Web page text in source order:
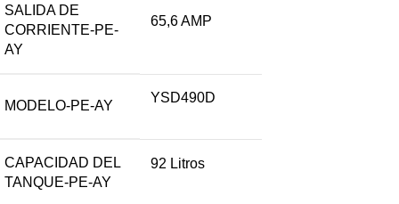
SALIDA DE
CORRIENTE-PE-
AY
65,6 AMP
MODELO-PE-AY
YSD490D
CAPACIDAD DEL
TANQUE-PE-AY
92 Litros